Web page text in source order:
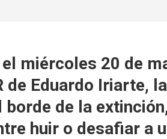
miércoles 20 de
de Eduardo Iriarte, la
de la extinción,
huir o desafiar a